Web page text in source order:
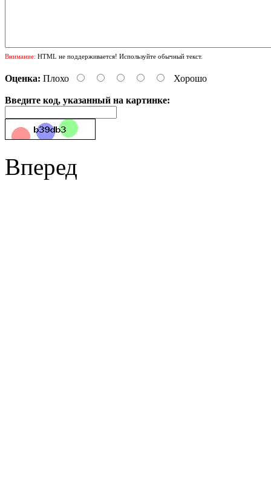
Внимание: HTML не поддерживается! Используйте обычный текст.
Оценка: Плохо Хорошо
Введите код, указанный на картинке:
Вперед